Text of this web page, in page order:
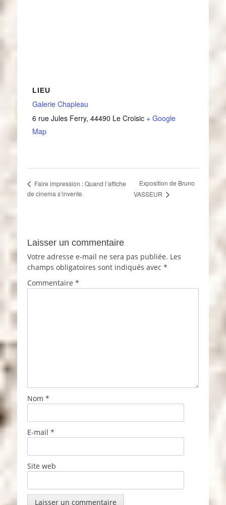
LIEU
Galerie Chapleau
6 rue Jules Ferry, 44490 Le Croisic + Google
Map
Faire impression : Quand l’affiche
de cinema s’invente
Exposition de Bruno
VASSEUR
Laisser un commentaire
Votre adresse e-mail ne sera pas publiée. Les
champs obligatoires sont indiqués avec *
Commentaire *
Nom *
E-mail *
Site web